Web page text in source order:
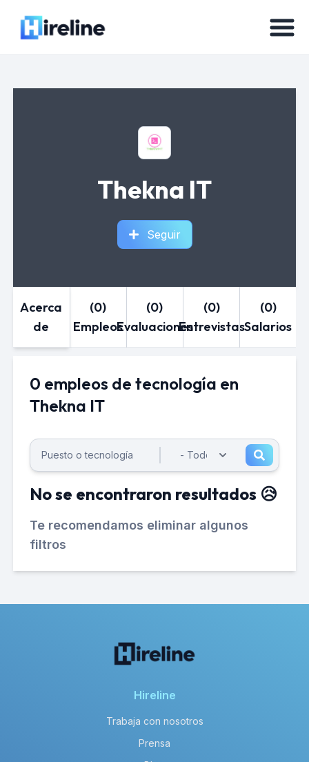
Thekna IT
Seguir
Acerca
de
(0)
Empleos
(0)
Evaluaciones
(0)
Entrevistas
(0)
Salarios
0 empleos de tecnología en
Thekna IT
No se encontraron resultados 😥
Te recomendamos eliminar algunos
filtros
Hireline
Trabaja con nosotros
Prensa